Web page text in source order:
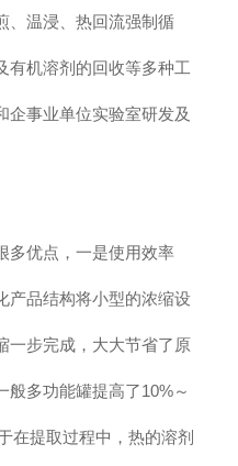
、温浸、热回流强制循
有机溶剂的回收等多种工
企事业单位实验室研发及
优点，一是使用效率
产品结构将小型的浓缩设
一步完成，大大节省了原
般多功能罐提高了10%～
在提取过程中，热的溶剂